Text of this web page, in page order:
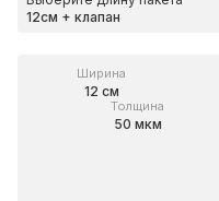
Ширина
12 см
Толщина
50 мкм